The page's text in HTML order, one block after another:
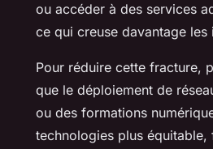
ou accéder à des services
ce qui creuse davantage les
Pour réduire cette fracture,
que le déploiement de
ou des formations
technologies plus